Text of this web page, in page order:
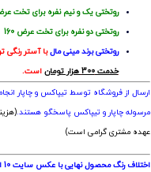
روتختی یک و نیم نفره برای تخت عرض
روتختی دو نفره برای تخت عرض 160
روتختی‌ برند مینی مالبا آستر رنگی
خدمت 300 هزار تومان
است.
ارسال از فروشگاه توسط تیپاکس و چاپار
مرسوله چاپار و تیپاکس پاسخگو هستند.
عهده مشتری گرامی است)